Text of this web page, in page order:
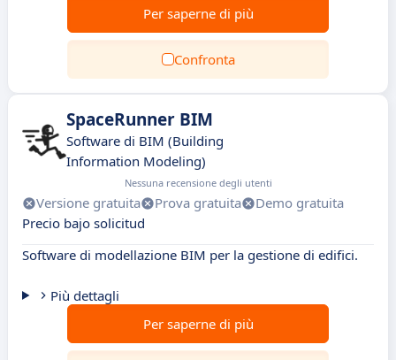
Per saperne di più
Confronta
SpaceRunner BIM
Software di BIM (Building
Information Modeling)
Nessuna recensione degli utenti
Versione gratuita Prova gratuita
Demo gratuita
Precio bajo solicitud
Software di modellazione BIM per la gestione di edifici.
Più dettagli
Per saperne di più